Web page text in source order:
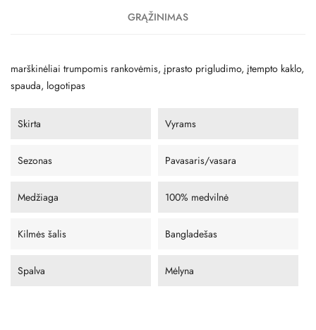
GRĄŽINIMAS
marškinėliai trumpomis rankovėmis, įprasto prigludimo, įtempto kaklo,
spauda, ​​logotipas
Skirta Vyrams
Sezonas Pavasaris/vasara
Medžiaga 100% medvilnė
Kilmės šalis Bangladešas
Spalva Mėlyna